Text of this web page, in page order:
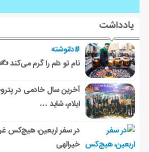
یادداشت
#دلنوشته
نام تو دلم را گرم می‌کند
آخرین سال خادمی در
ایلام، شاید …
در سفر اربعین، هیچ‌کس
خیرالهی